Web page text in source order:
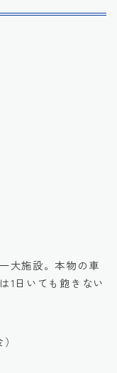
大施設。本物の車
1日いても飽きない